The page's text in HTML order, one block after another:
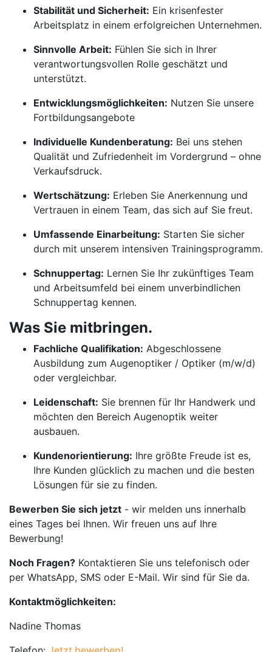
Stabilität und Sicherheit: Ein krisenfester
Arbeitsplatz in einem erfolgreichen Unternehmen.
Sinnvolle Arbeit: Fühlen Sie sich in Ihrer
verantwortungsvollen Rolle geschätzt und
unterstützt.
Entwicklungsmöglichkeiten: Nutzen Sie unsere
Fortbildungsangebote
Individuelle Kundenberatung: Bei uns stehen
Qualität und Zufriedenheit im Vordergrund – ohne
Verkaufsdruck.
Wertschätzung: Erleben Sie Anerkennung und
Vertrauen in einem Team, das sich auf Sie freut.
Umfassende Einarbeitung: Starten Sie sicher
durch mit unserem intensiven Trainingsprogramm.
Schnuppertag: Lernen Sie Ihr zukünftiges Team
und Arbeitsumfeld bei einem unverbindlichen
Schnuppertag kennen.
Was Sie mitbringen.
Fachliche Qualifikation: Abgeschlossene
Ausbildung zum Augenoptiker / Optiker (m/w/d)
oder vergleichbar.
Leidenschaft: Sie brennen für Ihr Handwerk und
möchten den Bereich Augenoptik weiter
ausbauen.
Kundenorientierung: Ihre größte Freude ist es,
Ihre Kunden glücklich zu machen und die besten
Lösungen für sie zu finden.
Bewerben Sie sich jetzt - wir melden uns innerhalb
eines Tages bei Ihnen. Wir freuen uns auf Ihre
Bewerbung!
Noch Fragen? Kontaktieren Sie uns telefonisch oder
per WhatsApp, SMS oder E-Mail. Wir sind für Sie da.
Kontaktmöglichkeiten:
Nadine Thomas